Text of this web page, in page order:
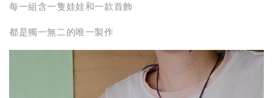
每一組含一隻娃娃和一款首飾
都是獨一無二的唯一製作